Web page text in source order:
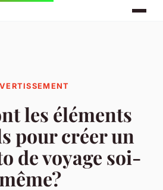
les éléments
pour créer un
de voyage soi-